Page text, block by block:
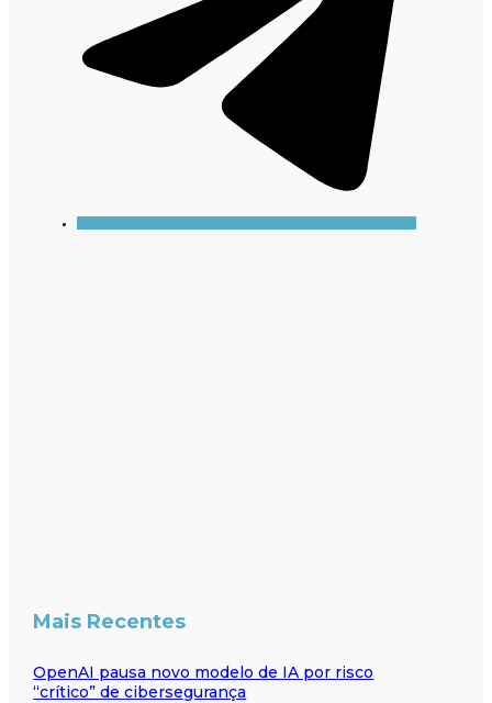
Mais Recentes
OpenAI pausa novo modelo de IA por risco
“crítico” de cibersegurança